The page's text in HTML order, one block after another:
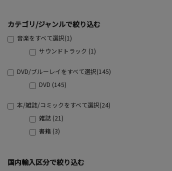
カテゴリ/ジャンルで絞り込む
音楽をすべて選択(1)
サウンドトラック (1)
DVD/ブルーレイをすべて選択(145)
DVD (145)
本/雑誌/コミックをすべて選択(24)
雑誌 (21)
書籍 (3)
国内輸入区分で絞り込む